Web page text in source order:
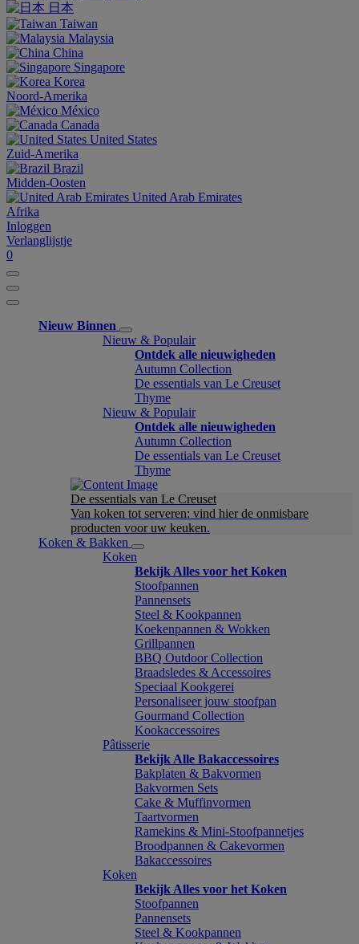
日本
Taiwan
Malaysia
China
Singapore
Korea
Noord-Amerika
México
Canada
United States
Zuid-Amerika
Brazil
Midden-Oosten
United Arab Emirates
Afrika
Inloggen
Verlanglijstje
0
Nieuw Binnen
Nieuw & Populair
Ontdek alle nieuwigheden
Autumn Collection
De essentials van Le Creuset
Thyme
Nieuw & Populair
Ontdek alle nieuwigheden
Autumn Collection
De essentials van Le Creuset
Thyme
De essentials van Le Creuset
Van koken tot serveren: vind hier de onmisbare
producten voor uw keuken.
Koken & Bakken
Koken
Bekijk Alles voor het Koken
Stoofpannen
Pannensets
Steel & Kookpannen
Koekenpannen & Wokken
Grillpannen
BBQ Outdoor Collection
Braadsledes & Accessoires
Speciaal Kookgerei
Personaliseer jouw stoofpan
Gourmand Collection
Kookaccessoires
Pâtisserie
Bekijk Alle Bakaccessoires
Bakplaten & Bakvormen
Bakvormen Sets
Cake & Muffinvormen
Taartvormen
Ramekins & Mini-Stoofpannetjes
Broodpannen & Cakevormen
Bakaccessoires
Koken
Bekijk Alles voor het Koken
Stoofpannen
Pannensets
Steel & Kookpannen